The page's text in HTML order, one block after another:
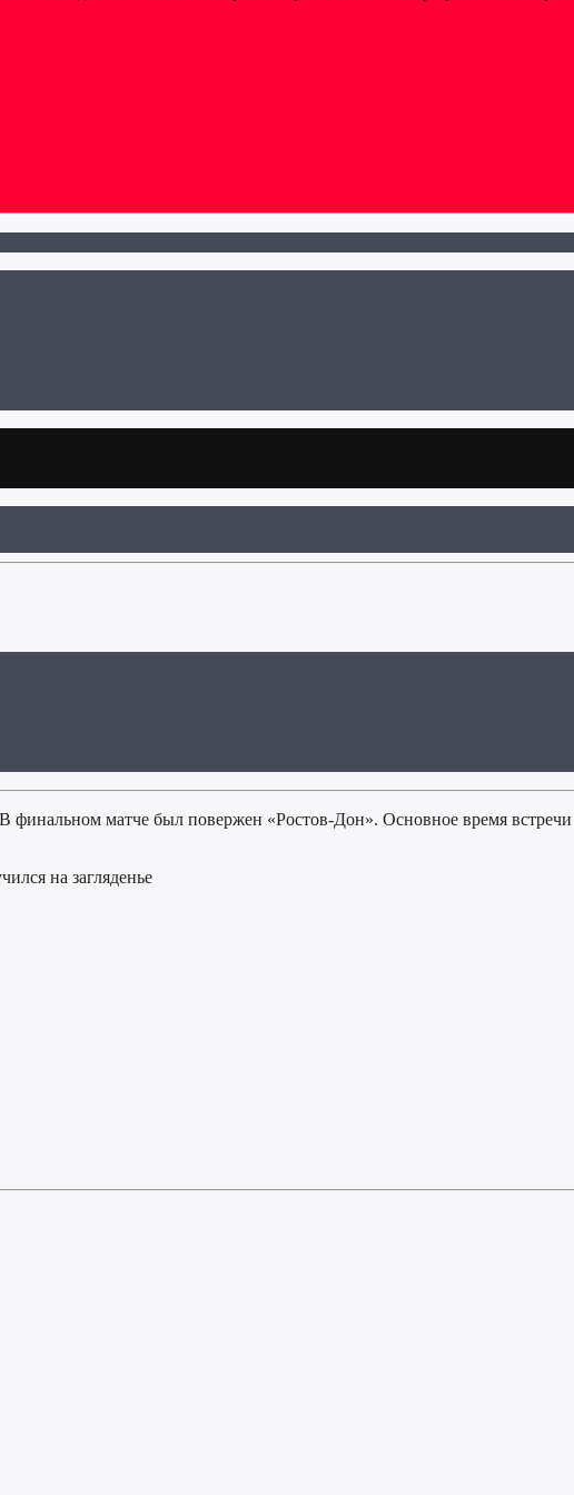
матче был повержен «Ростов-Дон». Основное время
на загляденье